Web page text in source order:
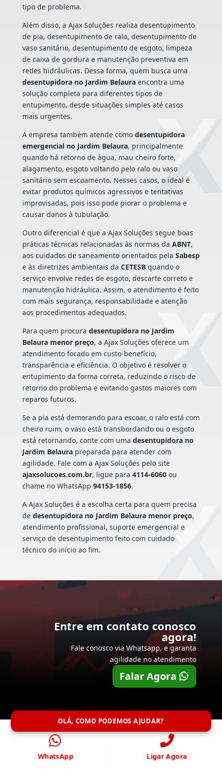
tipo de problema.
Além disso, a Ajax Soluções realiza desentupimento
de pia, desentupimento de ralo, desentupimento de
vaso sanitário, desentupimento de esgoto, limpeza
de caixa de gordura e manutenção preventiva em
redes hidráulicas. Dessa forma, quem busca uma
desentupidora no Jardim Belauraencontra uma
solução completa para diferentes tipos de
entupimento, desde situações simples até casos
mais urgentes.
A empresa também atende como desentupidora
emergencial no Jardim Belaura, principalmente
quando há retorno de água, mau cheiro forte,
alagamento, esgoto voltando pelo ralo ou vaso
sanitário sem escoamento. Nesses casos, o ideal é
evitar produtos químicos agressivos e tentativas
improvisadas, pois isso pode piorar o problema e
causar danos à tubulação.
Outro diferencial é que a Ajax Soluções segue boas
práticas técnicas relacionadas às normas da ABNT,
aos cuidados de saneamento orientados pela Sabesp
e às diretrizes ambientais da CETESBquando o
serviço envolve redes de esgoto, descarte correto e
manutenção hidráulica. Assim, o atendimento é feito
com mais segurança, responsabilidade e atenção
aos procedimentos adequados.
Para quem procura desentupidora no Jardim
Belaura menor preço, a Ajax Soluções oferece um
atendimento focado em custo-benefício,
transparência e eficiência. O objetivo é resolver o
entupimento da forma correta, reduzindo o risco de
retorno do problema e evitando gastos maiores com
reparos futuros.
Se a pia está demorando para escoar, o ralo está com
cheiro ruim, o vaso está transbordando ou o esgoto
está retornando, conte com uma desentupidora no
Jardim Belaurapreparada para atender com
agilidade. Fale com a Ajax Soluções pelo site
ajaxsolucoes.com.br, ligue para 4114-6060ou
chame no WhatsApp 94153-1856.
A Ajax Soluções é a escolha certa para quem precisa
de desentupidora no Jardim Belaura menor preço,
atendimento profissional, suporte emergencial e
serviço de desentupimento feito com cuidado
técnico do início ao fim.
Entre em contato conosco
agora!
Fale conosco via Whatsapp, e garanta
agilidade no atendimento
Falar Agora
OLÁ, COMO PODEMOS AJUDAR?
WhatsApp Ligar Agora